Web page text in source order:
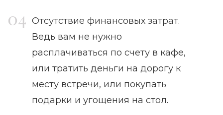
Отсутствие финансовых затрат.
Ведь вам не нужно
расплачиваться по счету в кафе,
или тратить деньги на дорогу к
месту встречи, или покупать
подарки и угощения на стол.